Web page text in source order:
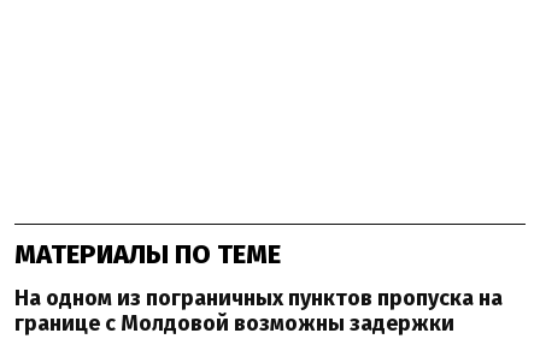
МАТЕРИАЛЫ ПО ТЕМЕ
На одном из пограничных пунктов пропуска на
границе с Молдовой возможны задержки